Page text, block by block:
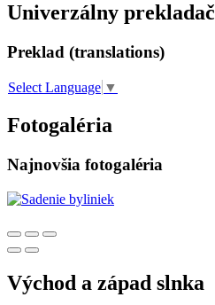
Univerzálny prekladač
Preklad (translations)
Select Language ▼
Fotogaléria
Najnovšia fotogaléria
Východ a západ slnka